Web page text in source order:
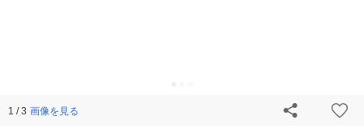
1 / 3 画像を見る